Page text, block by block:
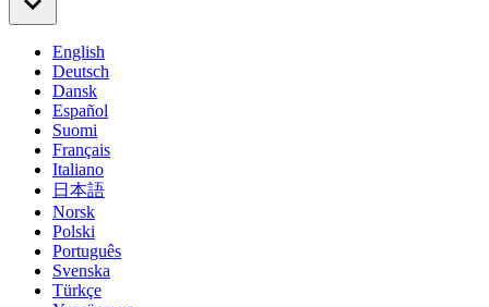
English
Deutsch
Dansk
Español
Suomi
Français
Italiano
日本語
Norsk
Polski
Português
Svenska
Türkçe